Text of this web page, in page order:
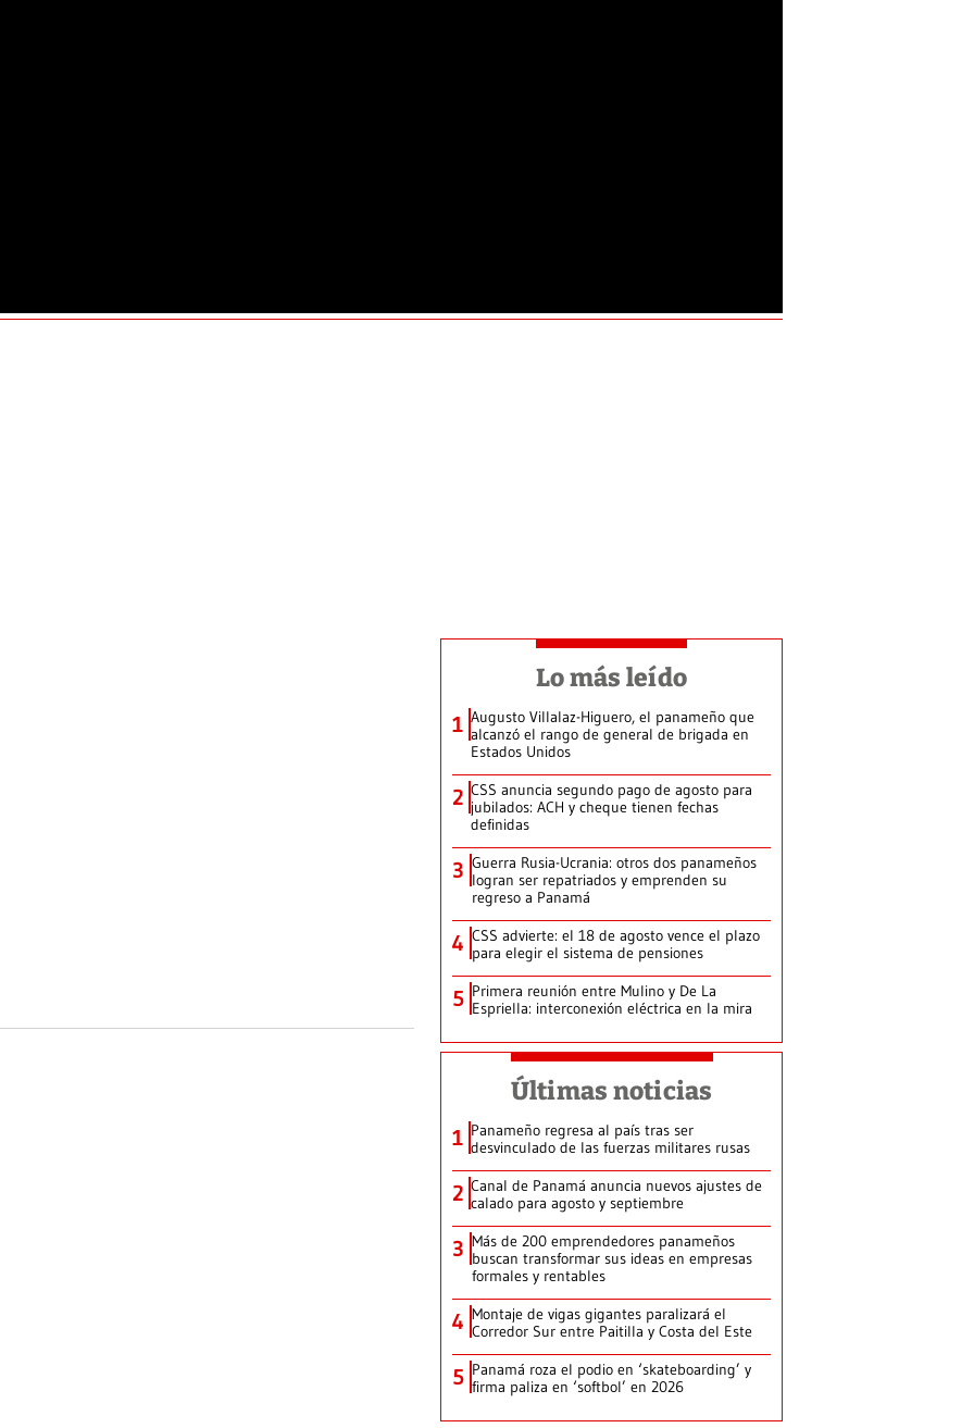
Lo más leído
1 Augusto Villalaz-Higuero, el panameño que
alcanzó el rango de general de brigada en
Estados Unidos
2 CSS anuncia segundo pago de agosto para
jubilados: ACH y cheque tienen fechas
definidas
3 Guerra Rusia-Ucrania: otros dos panameños
logran ser repatriados y emprenden su
regreso a Panamá
4 CSS advierte: el 18 de agosto vence el plazo
para elegir el sistema de pensiones
5 Primera reunión entre Mulino y De La
Espriella: interconexión eléctrica en la mira
Últimas noticias
1 Panameño regresa al país tras ser
desvinculado de las fuerzas militares rusas
2 Canal de Panamá anuncia nuevos ajustes de
calado para agosto y septiembre
3 Más de 200 emprendedores panameños
buscan transformar sus ideas en empresas
formales y rentables
4 Montaje de vigas gigantes paralizará el
Corredor Sur entre Paitilla y Costa del Este
5 Panamá roza el podio en ‘skateboarding’ y
firma paliza en ‘softbol’ en 2026